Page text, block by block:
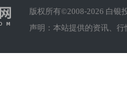
版权所有©2008-2026 白银
声明：本站提供的资讯、